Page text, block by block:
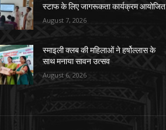
स्टाफ के लिए जागरूकता कार्यक्रम आयोजित
August 7, 2026
स्माइली क्लब की महिलाओं ने हर्षोल्लास के
साथ मनाया सावन उत्सव
August 6, 2026